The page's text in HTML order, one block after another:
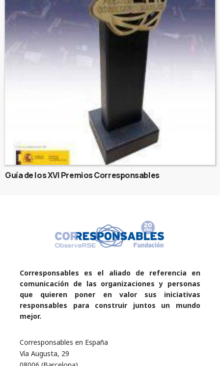
Guía de los XVI Premios Corresponsables
Corresponsables es el aliado de referencia en
comunicación de las organizaciones y personas
que quieren poner en valor sus iniciativas
responsables para construir juntos un mundo
mejor.
Corresponsables en España
Vía Augusta, 29